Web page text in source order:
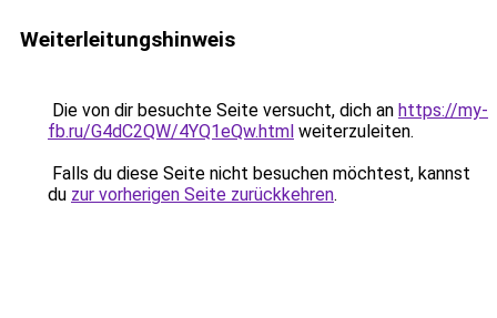
Weiterleitungshinweis
Die von dir besuchte Seite versucht, dich an https://my-
fb.ru/G4dC2QW/4YQ1eQw.html weiterzuleiten.
Falls du diese Seite nicht besuchen möchtest, kannst
du zur vorherigen Seite zurückkehren.